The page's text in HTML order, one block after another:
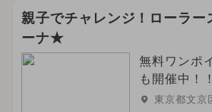
親子でチャレンジ！ローラー
ーナ★
無料ワンポ
も開催中！
東京都文京